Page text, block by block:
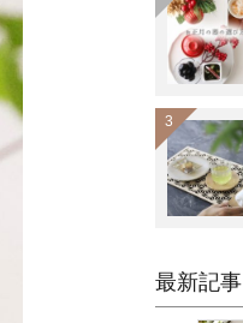
最新記事